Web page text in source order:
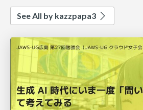
See All by kazzpapa3